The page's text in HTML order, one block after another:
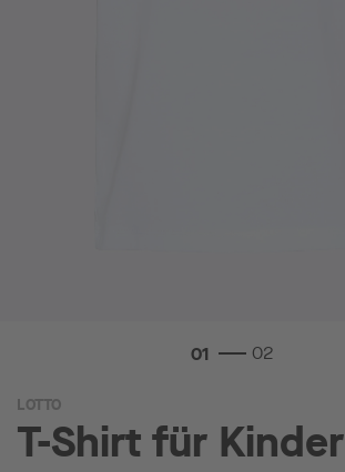
Anfang
der
Bildgalerie
LOTTO
T-Shirt für Kinder